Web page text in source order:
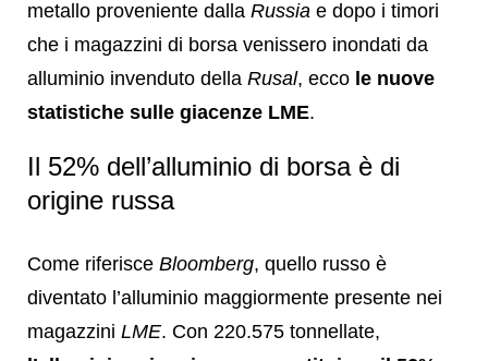
metallo proveniente dalla Russia e dopo i timori
che i magazzini di borsa venissero inondati da
alluminio invenduto della Rusal, ecco le nuove
statistiche sulle giacenze LME.
Il 52% dell’alluminio di borsa è di
origine russa
Come riferisce Bloomberg, quello russo è
diventato l’alluminio maggiormente presente nei
magazzini LME. Con 220.575 tonnellate,